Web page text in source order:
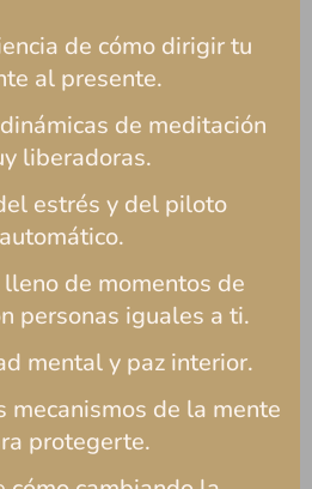
de cómo dirigir tu
al presente.
de meditación
liberadoras.
estrés y del piloto
automático.
de momentos de
personas iguales a ti.
mental y paz interior.
mecanismos de la mente
protegerte.